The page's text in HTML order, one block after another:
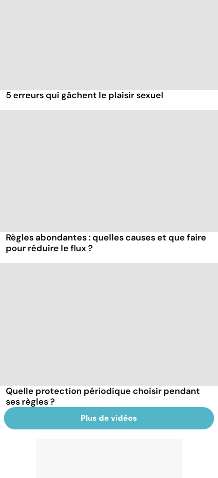
5 erreurs qui gâchent le plaisir sexuel
Règles abondantes : quelles causes et que faire
pour réduire le flux ?
Quelle protection périodique choisir pendant
ses règles ?
Plus de vidéos